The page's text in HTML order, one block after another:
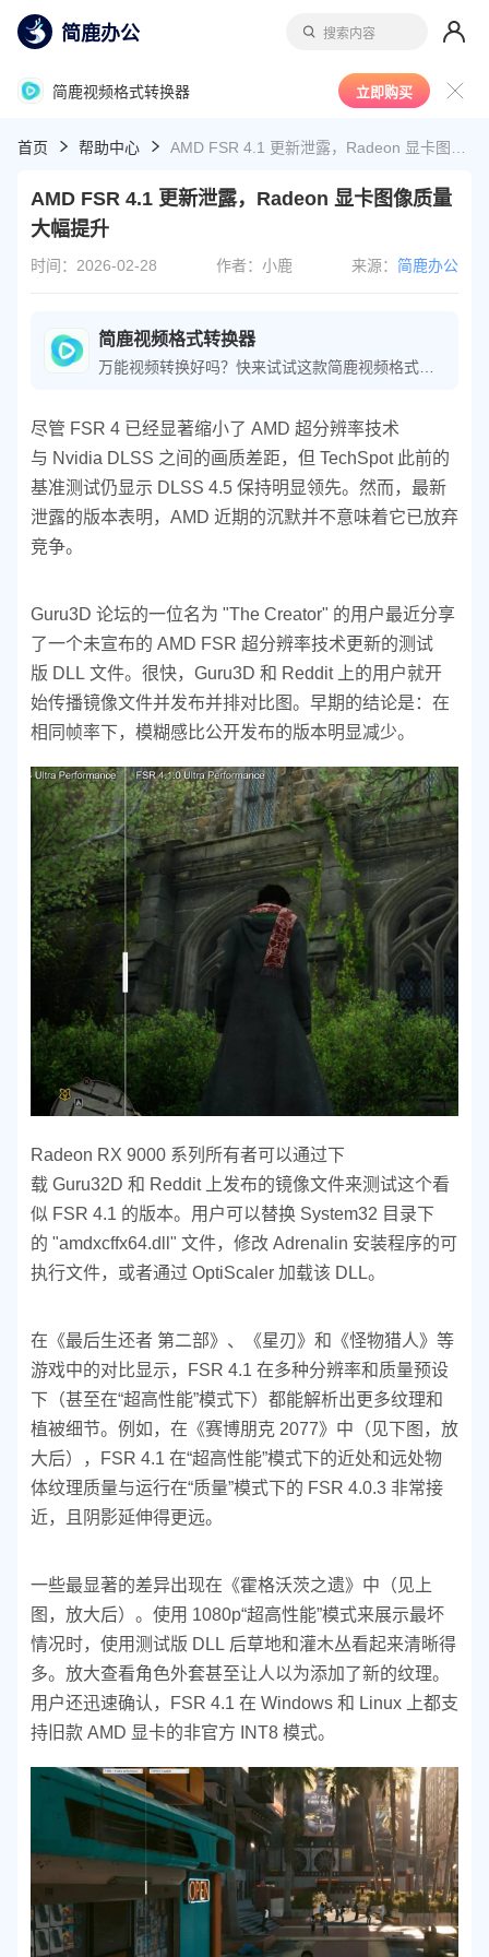
简鹿办公 搜索内容
简鹿视频格式转换器 立即购买
首页 帮助中心
AMD FSR 4.1 更新泄露，Radeon 显卡图像质量
大幅提升
时间：2026-02-28 作者：小鹿 来源： 简鹿办公
简鹿视频格式转换器
尽管 FSR 4 已经显著缩小了 AMD 超分辨率技术
与 Nvidia DLSS 之间的画质差距，但 TechSpot 此前的
基准测试仍显示 DLSS 4.5 保持明显领先。然而，最新
泄露的版本表明，AMD 近期的沉默并不意味着它已放弃
竞争。
Guru3D 论坛的一位名为 "The Creator" 的用户最近分享
了一个未宣布的 AMD FSR 超分辨率技术更新的测试
版 DLL 文件。很快，Guru3D 和 Reddit 上的用户就开
始传播镜像文件并发布并排对比图。早期的结论是：在
相同帧率下，模糊感比公开发布的版本明显减少。
Radeon RX 9000 系列所有者可以通过下
载 Guru32D 和 Reddit 上发布的镜像文件来测试这个看
似 FSR 4.1 的版本。用户可以替换 System32 目录下
的 "amdxcffx64.dll" 文件，修改 Adrenalin 安装程序的可
执行文件，或者通过 OptiScaler 加载该 DLL。
在《最后生还者 第二部》、《星刃》和《怪物猎人》等
游戏中的对比显示，FSR 4.1 在多种分辨率和质量预设
下（甚至在“超高性能”模式下）都能解析出更多纹理和
植被细节。例如，在《赛博朋克 2077》中（见下图，放
大后），FSR 4.1 在“超高性能”模式下的近处和远处物
体纹理质量与运行在“质量”模式下的 FSR 4.0.3 非常接
近，且阴影延伸得更远。
一些最显著的差异出现在《霍格沃茨之遗》中（见上
图，放大后）。使用 1080p“超高性能”模式来展示最坏
情况时，使用测试版 DLL 后草地和灌木丛看起来清晰得
多。放大查看角色外套甚至让人以为添加了新的纹理。
用户还迅速确认，FSR 4.1 在 Windows 和 Linux 上都支
持旧款 AMD 显卡的非官方 INT8 模式。